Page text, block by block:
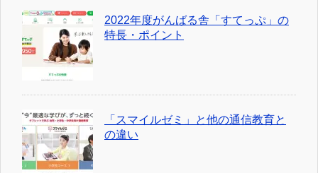
2022年度がんばる舎「すてっぷ」の
特長・ポイント
「スマイルゼミ」と他の通信教育と
の違い